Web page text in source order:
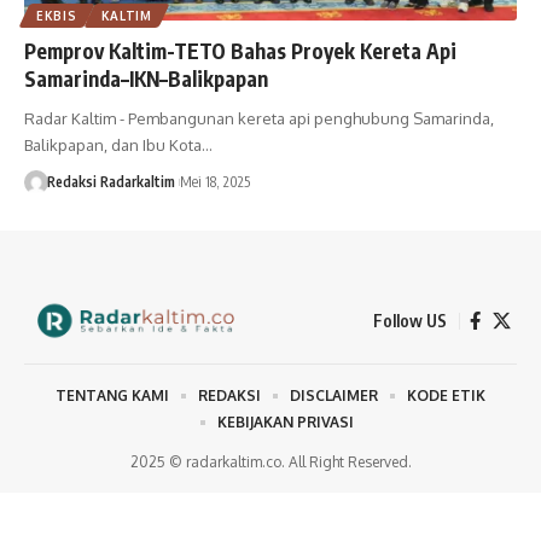
EKBIS KALTIM
Pemprov Kaltim-TETO Bahas Proyek Kereta Api
Samarinda–IKN–Balikpapan
Radar Kaltim - Pembangunan kereta api penghubung Samarinda,
Balikpapan, dan Ibu Kota…
Redaksi Radarkaltim Mei 18, 2025
Follow US
2025 © radarkaltim.co. All Right Reserved.
TENTANG KAMI REDAKSI DISCLAIMER
KODE ETIK
KEBIJAKAN PRIVASI